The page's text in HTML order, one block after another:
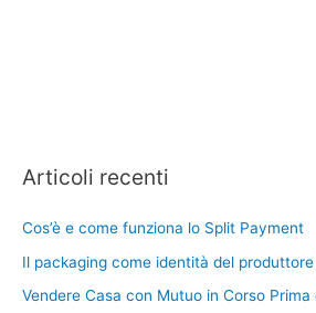
Articoli recenti
Cos’è e come funziona lo Split Payment
Il packaging come identità del produttore
Vendere Casa con Mutuo in Corso Prima